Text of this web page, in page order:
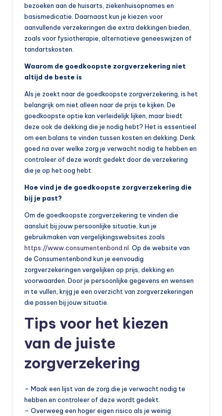
bezoeken aan de huisarts, ziekenhuisopnames en
basismedicatie. Daarnaast kun je kiezen voor
aanvullende verzekeringen die extra dekkingen bieden,
zoals voor fysiotherapie, alternatieve geneeswijzen of
tandartskosten.
Waarom de goedkoopste zorgverzekering niet
altijd de beste is
Als je zoekt naar de goedkoopste zorgverzekering, is het
belangrijk om niet alleen naar de prijs te kijken. De
goedkoopste optie kan verleidelijk lijken, maar biedt
deze ook de dekking die je nodig hebt? Het is essentieel
om een balans te vinden tussen kosten en dekking. Denk
goed na over welke zorg je verwacht nodig te hebben en
controleer of deze wordt gedekt door de verzekering
die je op het oog hebt.
Hoe vind je de goedkoopste zorgverzekering die
bij je past?
Om de goedkoopste zorgverzekering te vinden die
aansluit bij jouw persoonlijke situatie, kun je
gebruikmaken van vergelijkingswebsites zoals
https://www.consumentenbond.nl. Op de website van
de Consumentenbond kun je eenvoudig
zorgverzekeringen vergelijken op prijs, dekking en
voorwaarden. Door je persoonlijke gegevens en wensen
in te vullen, krijg je een overzicht van zorgverzekeringen
die passen bij jouw situatie.
Tips voor het kiezen
van de juiste
zorgverzekering
– Maak een lijst van de zorg die je verwacht nodig te
hebben en controleer of deze wordt gedekt.
– Overweeg een hoger eigen risico als je weinig